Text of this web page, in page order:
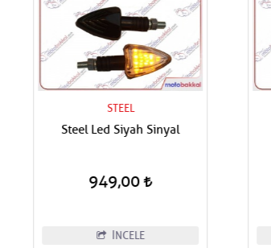
STEEL
Steel Led Siyah Sinyal
949,00
İNCELE